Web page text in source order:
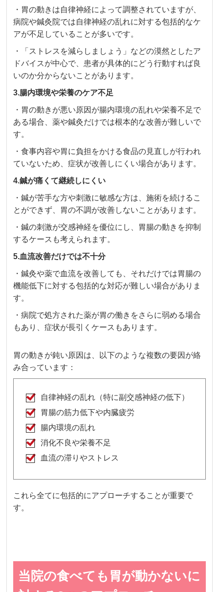
・胃の動きは自律神経によって調整されていますが、
病院や鍼灸院では自律神経の乱れに対する包括的なケ
アが不足していることが多いです。
・「ストレスを減らしましょう」などの漠然としたア
ドバイスが中心で、患者が具体的にどう行動すれば良
いのか分からないことがあります。
3.腸内環境や栄養のケア不足
・胃の動きが悪い原因が腸内環境の乱れや栄養不足で
ある場合、薬や鍼灸だけでは根本的な改善が難しいで
す。
・食事内容や胃に負担をかける食品の見直しが行われ
ていないため、症状が改善しにくい場合があります。
4.鍼が痛くて継続しにくい
・鍼が苦手な方や刺激に敏感な方は、施術を続けるこ
とができず、胃の不調が改善しないことがあります。
・鍼の刺激が交感神経を優位にし、胃腸の動きを抑制
するケースも考えられます。
5.血流改善だけでは不十分
・鍼灸や薬で血流を改善しても、それだけでは胃腸の
機能低下に対する包括的な対応が難しい場合がありま
す。
・病院で処方された薬が胃の働きをさらに弱める場合
もあり、症状が長引くケースもあります。
胃の動きが鈍い原因は、以下のような複数の要因が絡
み合っています：
自律神経の乱れ（特に副交感神経の低下）
胃腸の筋力低下や内臓疲労
腸内環境の乱れ
消化不良や栄養不足
血流の滞りやストレス
これら全てに包括的にアプローチすることが重要で
す。
当院の食べても胃が動かないに